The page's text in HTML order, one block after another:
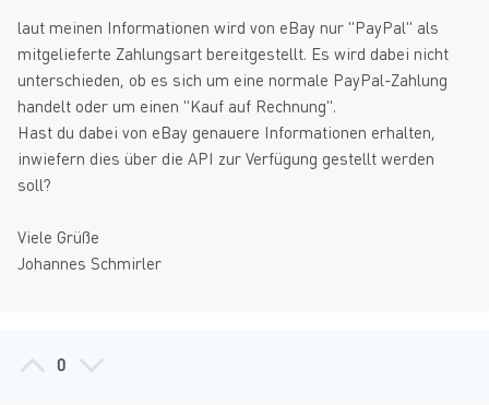
laut meinen Informationen wird von eBay nur "PayPal" als
mitgelieferte Zahlungsart bereitgestellt. Es wird dabei nicht
unterschieden, ob es sich um eine normale PayPal-Zahlung
handelt oder um einen "Kauf auf Rechnung".
Hast du dabei von eBay genauere Informationen erhalten,
inwiefern dies über die API zur Verfügung gestellt werden
soll?
Viele Grüße
Johannes Schmirler
0